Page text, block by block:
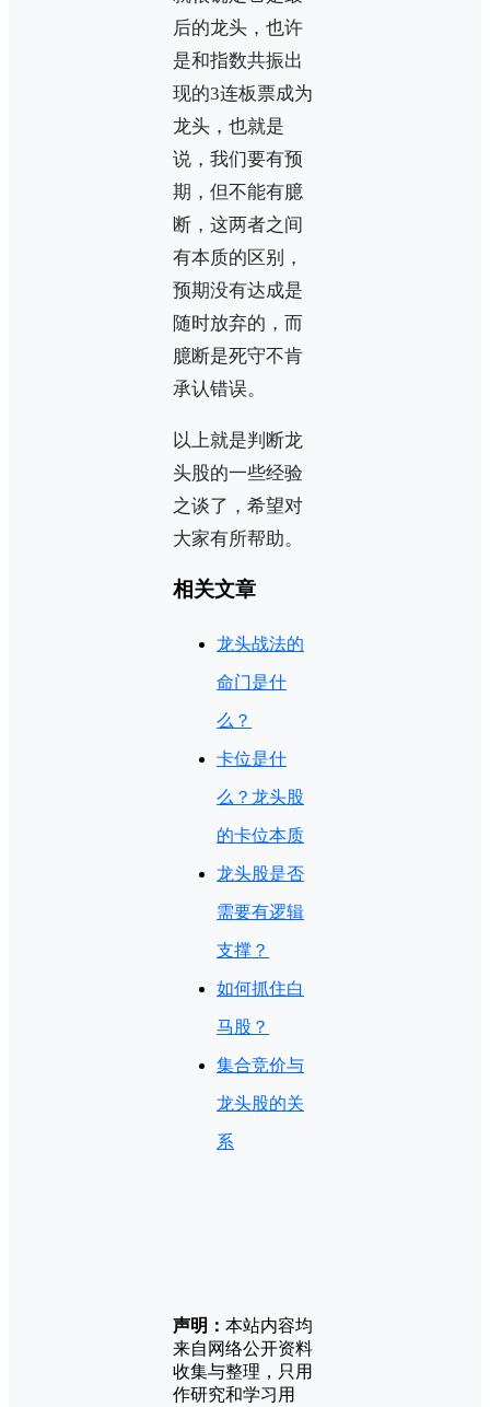
后的龙头，也许
是和指数共振出
现的3连板票成为
龙头，也就是
说，我们要有预
期，但不能有臆
断，这两者之间
有本质的区别，
预期没有达成是
随时放弃的，而
臆断是死守不肯
承认错误。
以上就是判断龙
头股的一些经验
之谈了，希望对
大家有所帮助。
相关文章
龙头战法的
命门是什
么？
卡位是什
么？龙头股
的卡位本质
龙头股是否
需要有逻辑
支撑？
如何抓住白
马股？
集合竞价与
龙头股的关
系
声明： 本站内容均
来自网络公开资料
收集与整理，只用
作研究和学习用